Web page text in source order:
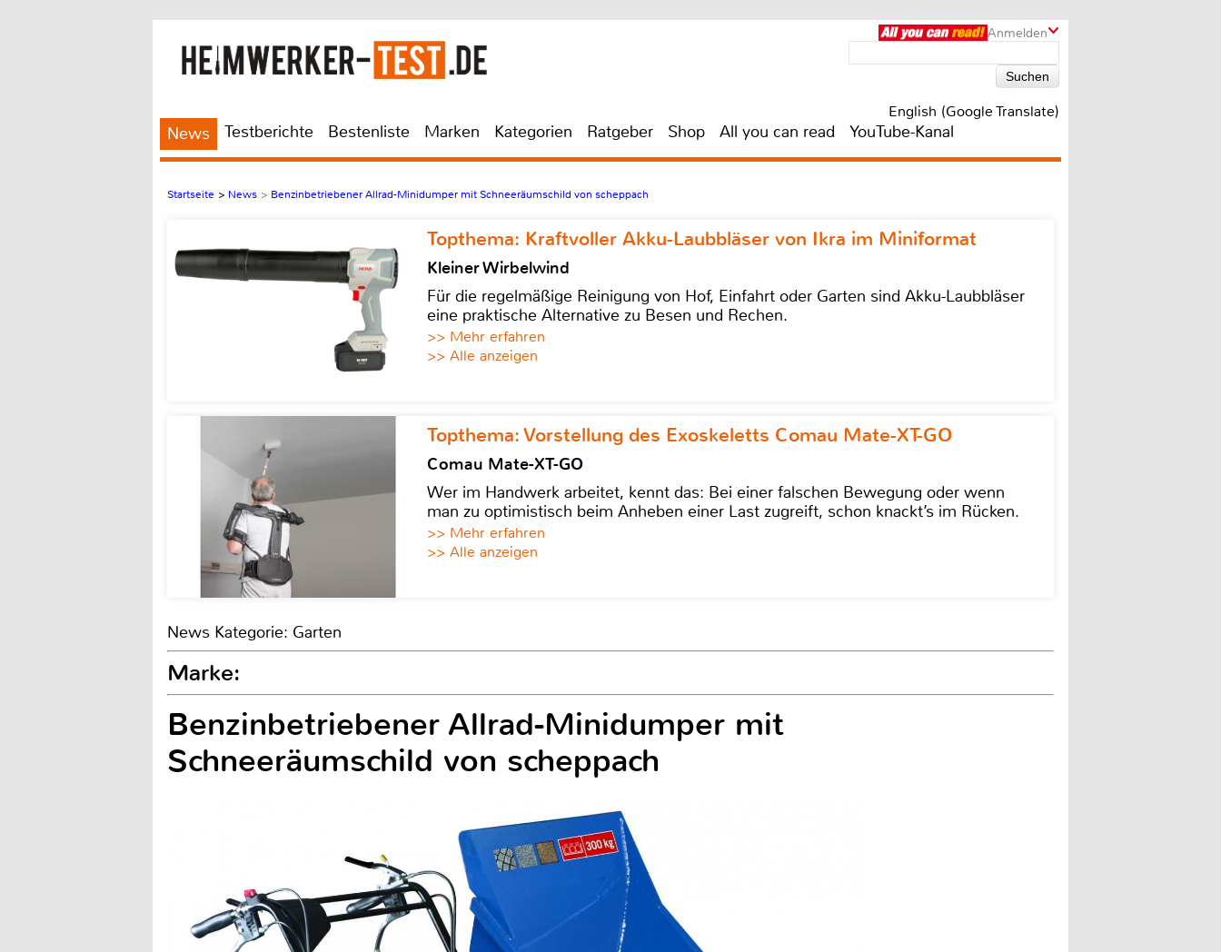
Anmelden
English (Google Translate)
News Testberichte Bestenliste Marken Kategorien Ratgeber Shop All you can read YouTube-Kanal
Startseite > News > Benzinbetriebener Allrad-Minidumper mit Schneeräumschild von scheppach
Topthema: Kraftvoller Akku-Laubbläser von Ikra im Miniformat
Kleiner Wirbelwind
Für die regelmäßige Reinigung von Hof, Einfahrt oder Garten sind Akku-Laubbläser
eine praktische Alternative zu Besen und Rechen.
>> Mehr erfahren
>> Alle anzeigen
Topthema: Vorstellung des Exoskeletts Comau Mate-XT-GO
Comau Mate-XT-GO
Wer im Handwerk arbeitet, kennt das: Bei einer falschen Bewegung oder wenn
man zu optimistisch beim Anheben einer Last zugreift, schon knackt’s im Rücken.
>> Mehr erfahren
>> Alle anzeigen
News Kategorie: Garten
Marke:
Benzinbetriebener Allrad-Minidumper mit
Schneeräumschild von scheppach